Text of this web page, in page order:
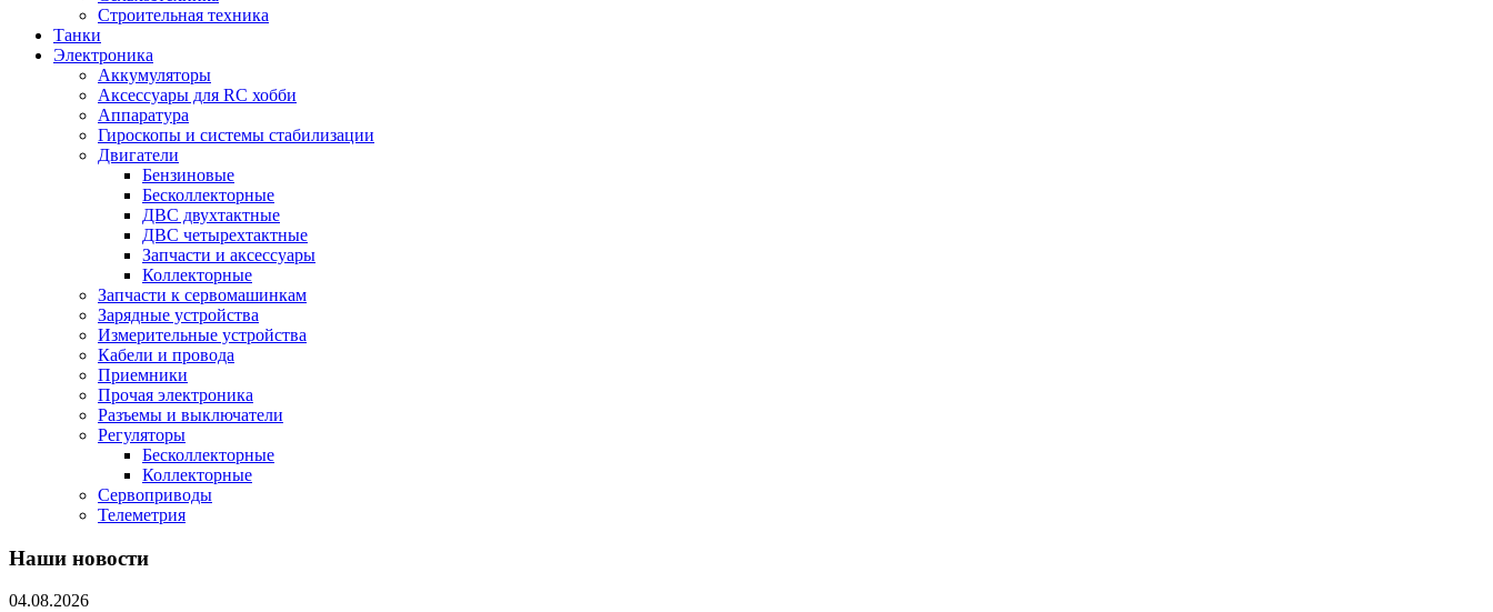
Строительная техника
Танки
Электроника
Аккумуляторы
Аксессуары для RC хобби
Аппаратура
Гироскопы и системы стабилизации
Двигатели
Бензиновые
Бесколлекторные
ДВС двухтактные
ДВС четырехтактные
Запчасти и аксессуары
Коллекторные
Запчасти к сервомашинкам
Зарядные устройства
Измерительные устройства
Кабели и провода
Приемники
Прочая электроника
Разъемы и выключатели
Регуляторы
Бесколлекторные
Коллекторные
Сервоприводы
Телеметрия
Наши новости
04.08.2026